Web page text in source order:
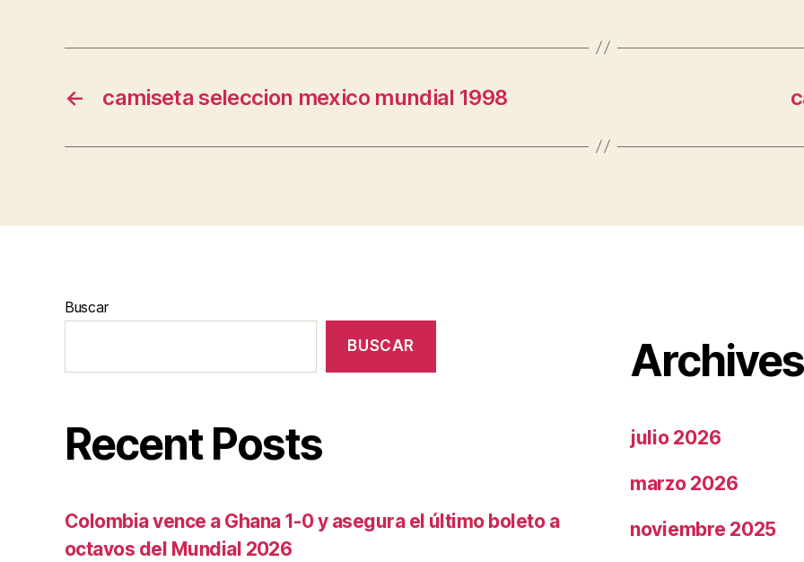
← camiseta seleccion mexico mundial 1998
Buscar
BUSCAR
Recent Posts
Colombia vence a Ghana 1-0 y asegura el último boleto a
octavos del Mundial 2026
Archives
julio 2026
marzo 2026
noviembre 2025